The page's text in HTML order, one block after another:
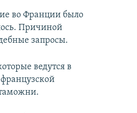
во Франции было
Причиной
запросы.
ведутся в